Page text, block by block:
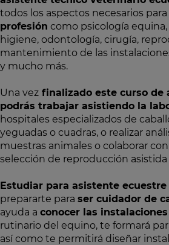
todos los aspectos necesarios para
profesión como psicología
higiene, odontología, cirugía,
mantenimiento de las
y mucho más.
Una vez finalizado este curso de
podrás trabajar asistiendo la
hospitales especializados de
yeguadas o cuadras, o realizar
muestras animales o colaborar
selección de reproducción
Estudiar para asistente ecuestre
prepararte para ser cuidador de
ayuda a conocer las
rutinario del equino, te formará
así como te permitirá diseñar